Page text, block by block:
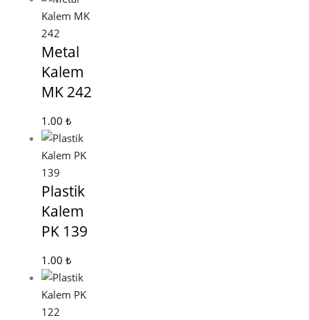
Metal
Kalem
MK 242
1.00 ₺
Plastik
Kalem
PK 139
1.00 ₺